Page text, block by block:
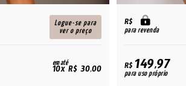
Logue-se para
ver o preço
em até
10x R$ 30,00
R$
para revenda
R$149,97
para uso próprio